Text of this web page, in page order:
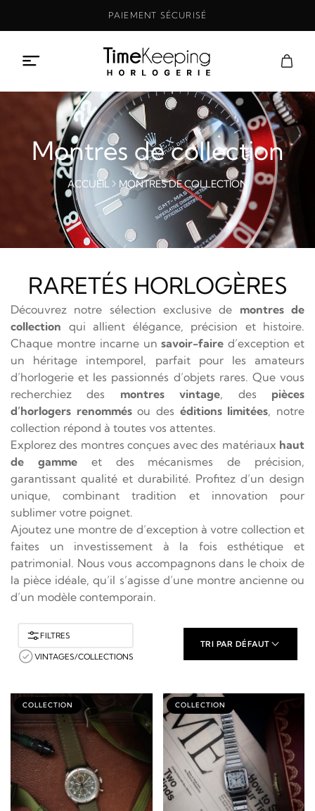
PAIEMENT SÉCURISÉ
Montres de collection
ACCUEIL MONTRES DE COLLECTION
RARETÉS HORLOGÈRES
Découvrez notre sélection exclusive de montres de
collection qui allient élégance, précision et histoire.
Chaque montre incarne unsavoir-faire d’exception et
un héritage intemporel, parfait pour les amateurs
d’horlogerie et les passionnés d’objets rares. Que vous
recherchiez des montres vintage, des pièces
d’horlogers renommésou des éditions limitées, notre
collection répond à toutes vos attentes.
Explorez des montres conçues avec des matériaux haut
de gammeet des mécanismes de précision,
garantissant qualité et durabilité. Profitez d’un design
unique, combinant tradition et innovation pour
sublimer votre poignet.
Ajoutez une montre de d’exception à votre collection et
faites un investissement à la fois esthétique et
patrimonial. Nous vous accompagnons dans le choix de
la pièce idéale, qu’il s’agisse d’une montre ancienne ou
d’un modèle contemporain.
FILTRES
VINTAGES/COLLECTIONS
TRI PAR DÉFAUT
COLLECTION COLLECTION